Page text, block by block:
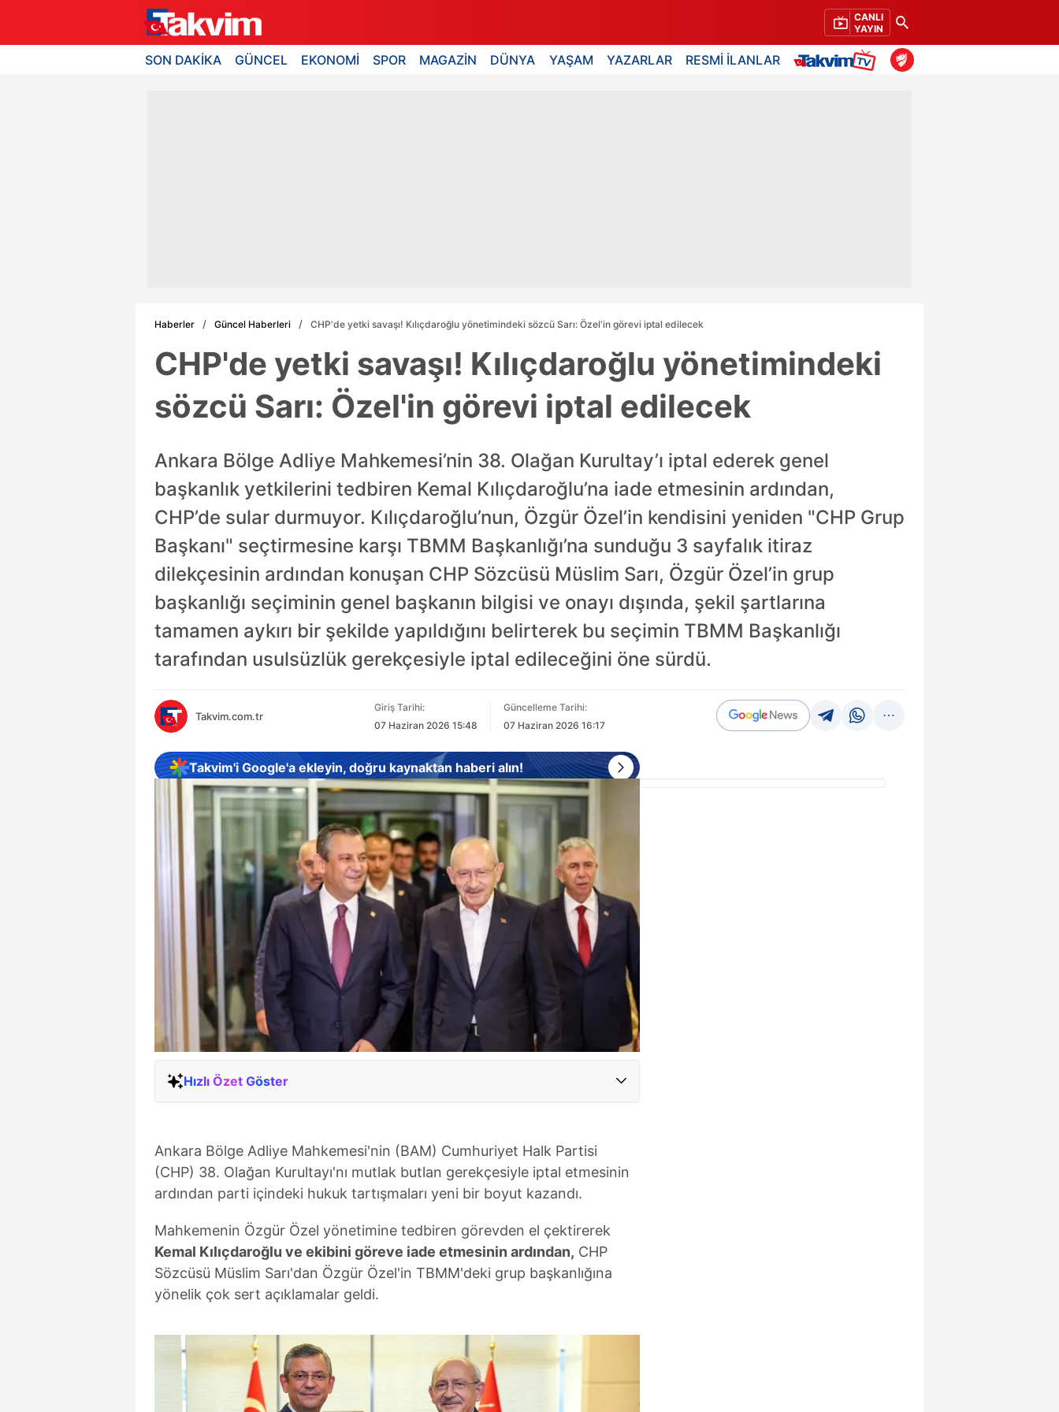
CANLI
YAYIN
SON DAKİKA GÜNCEL EKONOMİ SPOR MAGAZİN DÜNYA YAŞAM YAZARLAR RESMİ İLANLAR
Haberler Güncel Haberleri CHP'de yetki savaşı! Kılıçdaroğlu yönetimindeki sözcü Sarı: Özel'in görevi iptal edilecek
CHP'de yetki savaşı! Kılıçdaroğlu yönetimindeki
sözcü Sarı: Özel'in görevi iptal edilecek
Ankara Bölge Adliye Mahkemesi’nin 38. Olağan Kurultay’ı iptal ederek genel
başkanlık yetkilerini tedbiren Kemal Kılıçdaroğlu’na iade etmesinin ardından,
CHP’de sular durmuyor. Kılıçdaroğlu’nun, Özgür Özel’in kendisini yeniden "CHP Grup
Başkanı" seçtirmesine karşı TBMM Başkanlığı’na sunduğu 3 sayfalık itiraz
dilekçesinin ardından konuşan CHP Sözcüsü Müslim Sarı, Özgür Özel’in grup
başkanlığı seçiminin genel başkanın bilgisi ve onayı dışında, şekil şartlarına
tamamen aykırı bir şekilde yapıldığını belirterek bu seçimin TBMM Başkanlığı
tarafından usulsüzlük gerekçesiyle iptal edileceğini öne sürdü.
Takvim.com.tr
Giriş Tarihi:
07 Haziran 2026 15:48
Güncelleme Tarihi:
07 Haziran 2026 16:17
Takvim'i Google'a ekleyin, doğru kaynaktan haberi alın!
Hızlı Özet Göster
Ankara Bölge Adliye Mahkemesi'nin (BAM) Cumhuriyet Halk Partisi
(CHP) 38. Olağan Kurultayı'nı mutlak butlan gerekçesiyle iptal etmesinin
ardından parti içindeki hukuk tartışmaları yeni bir boyut kazandı.
Mahkemenin Özgür Özel yönetimine tedbiren görevden el çektirerek
Kemal Kılıçdaroğlu ve ekibini göreve iade etmesinin ardından, CHP
Sözcüsü Müslim Sarı'dan Özgür Özel'in TBMM'deki grup başkanlığına
yönelik çok sert açıklamalar geldi.